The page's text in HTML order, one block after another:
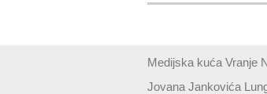
Medijska kuća Vranje
Jovana Jankovića